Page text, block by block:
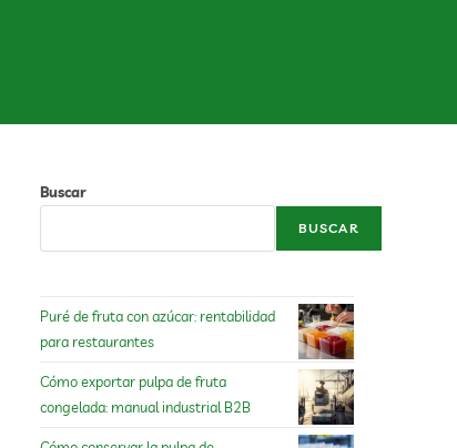
Buscar
BUSCAR
Puré de fruta con azúcar: rentabilidad
para restaurantes
Cómo exportar pulpa de fruta
congelada: manual industrial B2B